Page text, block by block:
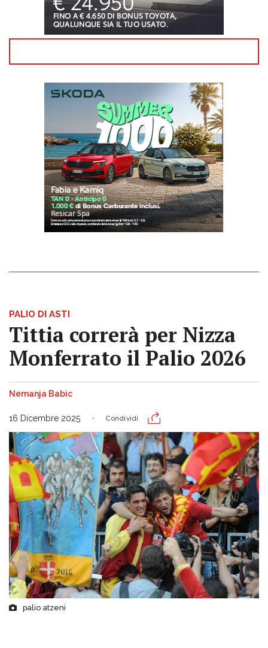
PALIO DI ASTI
Tittia correrà per Nizza
Monferrato il Palio 2026
Nemanja Babic
16 Dicembre 2025 Condividi
palio atzeni